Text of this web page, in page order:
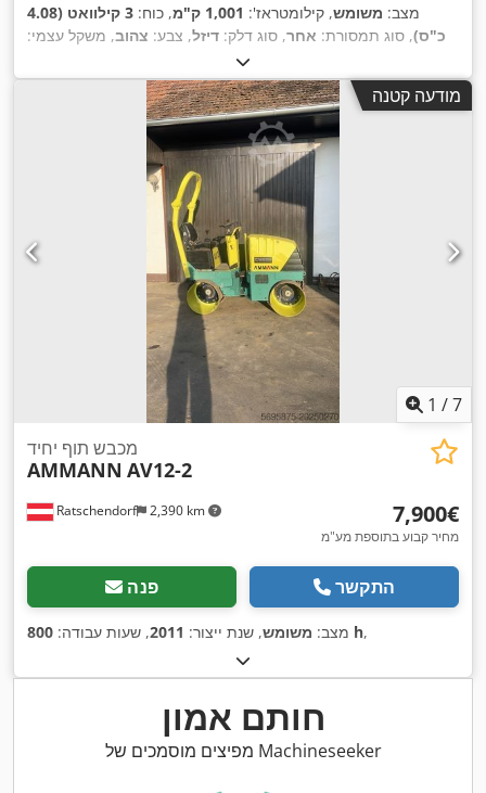
מצב: משומש, קילומטראז': 1,001 ק"מ , כוח:
3 קילוואט (4.08
כ"ס), סוג תמסורת: אחר, סוג דלק: דיזל, צבע: צהוב, משקל עצמי:
01/2006
מודעה קטנה
1 /7
Ratschendorf 2,390 km
מכבש תוף יחיד
AMMANN AV12-2
‏7,900 ‏€
מחיר קבוע בתוספת מע"מ
פנה התקשר
מצב: משומש, שנת ייצור: 2011, שעות עבודה: 800 h,
חותם אמון
מפיצים מוסמכים של Machineseeker